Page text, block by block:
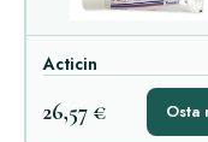
Acticin
26,57 € Osta